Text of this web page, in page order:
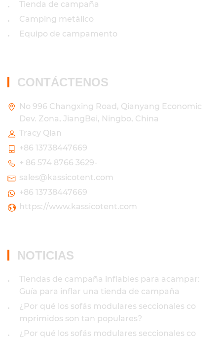
• Tienda de campaña
• Camping metálico
• Equipo de campamento
CONTÁCTENOS
No 996 Changxing Road, Qianyang Economic
Dev. Zona, JiangBei, Ningbo, China
Tracy Qian
+86 13738447669
+ 86 574 8766 3629-
sales@kassicotent.com
+86 13738447669
https://www.kassicotent.com
NOTICIAS
•
Tiendas de campaña inflables para acampar:
Guía para inflar una tienda de campaña
•
¿Por qué los sofás modulares seccionales co
mprimidos son tan populares?
• ¿Por qué los sofás modulares seccionales co